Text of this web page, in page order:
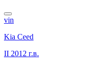
vin
Kia Ceed
II 2012 г.в.